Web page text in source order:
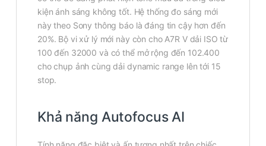
kiện ánh sáng không tốt. Hệ thống đo sáng mới
này theo Sony thông báo là đáng tin cậy hơn đến
20%. Bộ vi xử lý mới này còn cho A7R V dải ISO từ
100 đến 32000 và có thể mở rộng đến 102.400
cho chụp ảnh cùng dải dynamic range lên tới 15
stop.
Khả năng Autofocus AI